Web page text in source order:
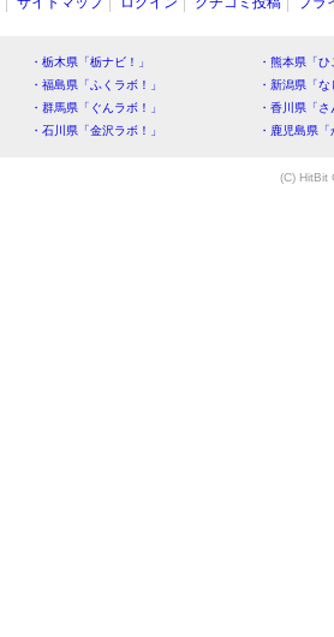
・栃木県「栃ナビ！」
・熊本県「
・福島県「ふくラボ！」
・新潟県「
・群馬県「ぐんラボ！」
・香川県「
・石川県「金沢ラボ！」
・鹿児島県
(C) HitBit